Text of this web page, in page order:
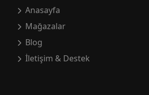
Anasayfa
Mağazalar
Blog
İletişim & Destek